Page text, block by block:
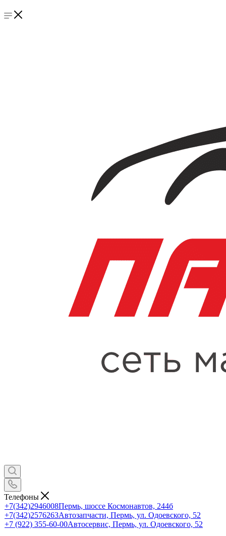
Телефоны
+7(342)2946008Пермь, шоссе Космонавтов, 244б
+7(342)2576263Автозапчасти, Пермь, ул. Одоевского, 52
+7 (922) 355-60-00Автосервис, Пермь, ул. Одоевского, 52